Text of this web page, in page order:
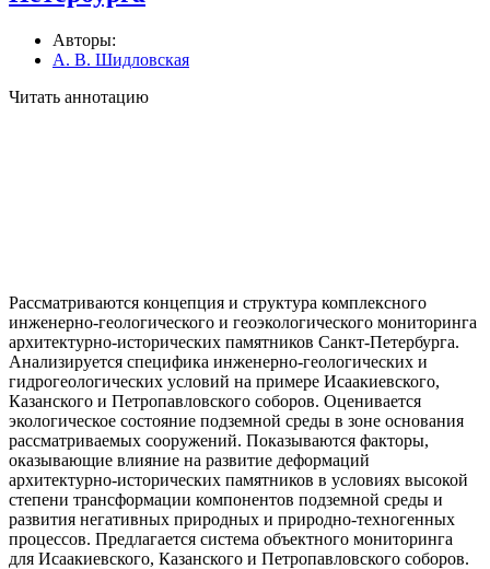
Авторы:
А. В. Шидловская
Читать аннотацию
Рассматриваются концепция и структура комплексного
инженерно-геологического и геоэкологического мониторинга
архитектурно-исторических памятников Санкт-Петербурга.
Анализируется специфика инженерно-геологических и
гидрогеологических условий на примере Исаакиевского,
Казанского и Петропавловского соборов. Оценивается
экологическое состояние подземной среды в зоне основания
рассматриваемых сооружений. Показываются факторы,
оказывающие влияние на развитие деформаций
архитектурно-исторических памятников в условиях высокой
степени трансформации компонентов подземной среды и
развития негативных природных и природно-техногенных
процессов. Предлагается система объектного мониторинга
для Исаакиевского, Казанского и Петропавловского соборов.